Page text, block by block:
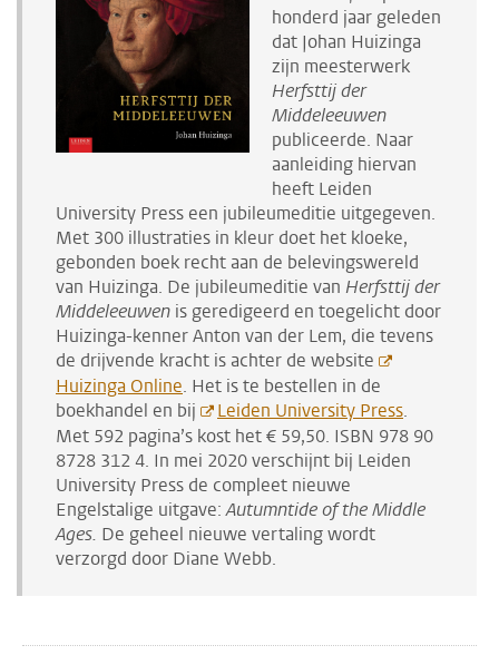
honderd jaar geleden
dat Johan Huizinga
zijn meesterwerk
Herfsttij der
Middeleeuwen
publiceerde. Naar
aanleiding hiervan
heeft Leiden
University Press een jubileumeditie uitgegeven.
Met 300 illustraties in kleur doet het kloeke,
gebonden boek recht aan de belevingswereld
van Huizinga. De jubileumeditie van Herfsttij der
Middeleeuwen is geredigeerd en toegelicht door
Huizinga-kenner Anton van der Lem, die tevens
de drijvende kracht is achter de website
Huizinga Online. Het is te bestellen in de
boekhandel en bij
Leiden University Press.
Met 592 pagina’s kost het € 59,50. ISBN 978 90
8728 312 4. In mei 2020 verschijnt bij Leiden
University Press de compleet nieuwe
Engelstalige uitgave:Autumntide of the Middle
Ages. De geheel nieuwe vertaling wordt
verzorgd door Diane Webb.